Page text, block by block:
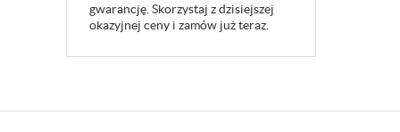
gwarancję. Skorzystaj z dzisiejszej
okazyjnej ceny i zamów już teraz.